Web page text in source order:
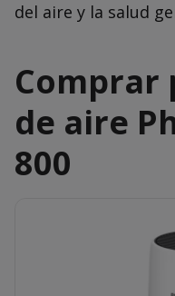
del aire y la salud
de aire
800